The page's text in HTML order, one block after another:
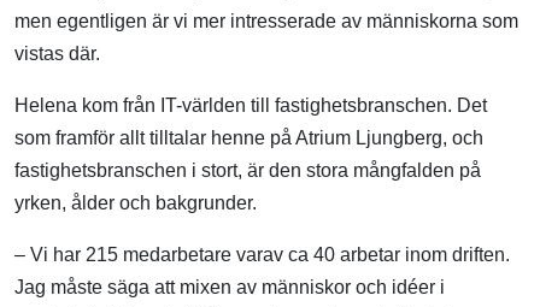
men egentligen är vi mer intresserade av människorna som
vistas där.
Helena kom från IT-världen till fastighetsbranschen. Det
som framför allt tilltalar henne på Atrium Ljungberg, och
fastighetsbranschen i stort, är den stora mångfalden på
yrken, ålder och bakgrunder.
– Vi har 215 medarbetare varav ca 40 arbetar inom driften.
Jag måste säga att mixen av människor och idéer i